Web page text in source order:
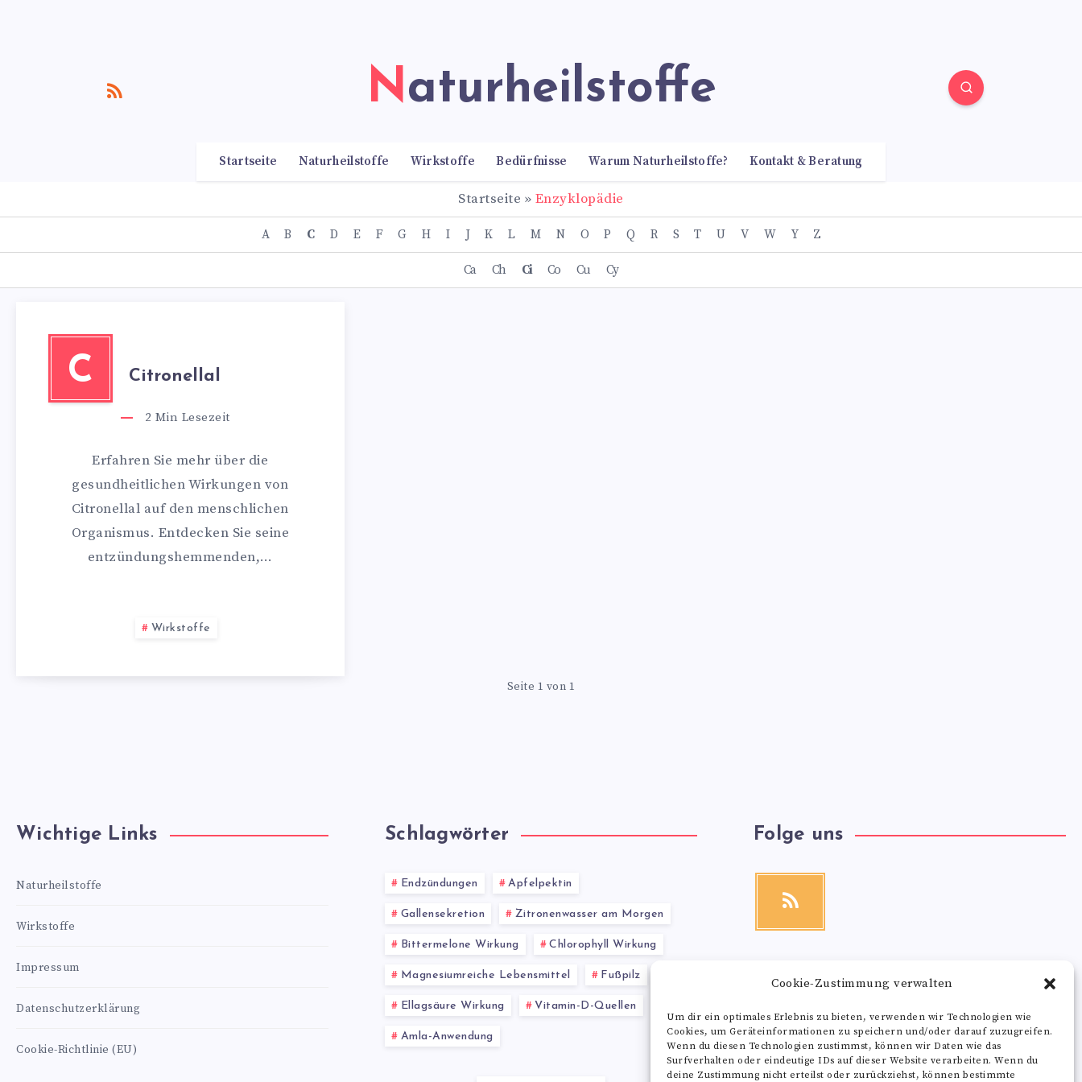
Cookie-Zustimmung verwalten
Um dir ein optimales Erlebnis zu bieten, verwenden wir Technologien wie
Cookies, um Geräteinformationen zu speichern und/oder darauf zuzugreifen.
Wenn du diesen Technologien zustimmst, können wir Daten wie das
Surfverhalten oder eindeutige IDs auf dieser Website verarbeiten. Wenn du
deine Zustimmung nicht erteilst oder zurückziehst, können bestimmte
Naturheilstoffe
Startseite Naturheilstoffe Wirkstoffe Bedürfnisse Warum Naturheilstoffe? Kontakt & Beratung
Startseite » Enzyklopädie
A B C D E F G H I J K L M N O P Q R S T U V W Y Z
Ca Ch Ci Co Cu Cy
C Citronellal
2 Min Lesezeit
Erfahren Sie mehr über die
gesundheitlichen Wirkungen von
Citronellal auf den menschlichen
Organismus. Entdecken Sie seine
entzündungshemmenden,…
Wirkstoffe
Seite 1 von 1
Wichtige Links
Naturheilstoffe
Wirkstoffe
Impressum
Datenschutzerklärung
Cookie-Richtlinie (EU)
Schlagwörter
Endzündungen Apfelpektin
Gallensekretion Zitronenwasser am Morgen
Bittermelone Wirkung Chlorophyll Wirkung
Magnesiumreiche Lebensmittel Fußpilz
Ellagsäure Wirkung Vitamin-D-Quellen
Amla-Anwendung
Folge uns
RSS